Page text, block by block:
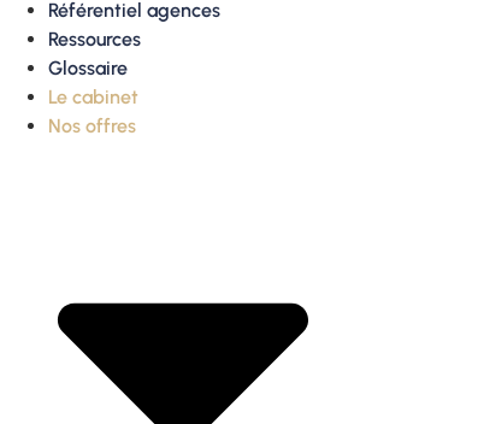
Référentiel agences
Ressources
Glossaire
Le cabinet
Nos offres